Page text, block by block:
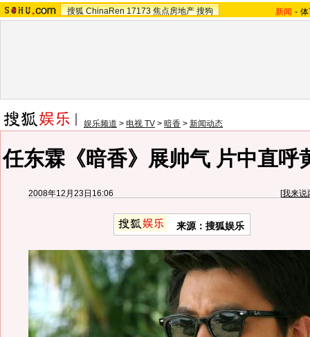
搜狐 ChinaRen 17173 焦点房地产 搜狗 新闻 -
娱乐频道 > 电视 TV > 暗香 > 新闻动态
任东霖《暗香》展帅气 片中直呼
2008年12月23日16:06 [我来说
来源： 搜狐娱乐